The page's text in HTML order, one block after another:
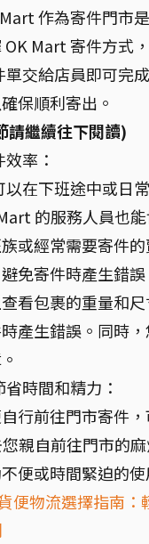
作為寄件門市
Mart 寄件方式
交給店員即可完
保順利寄出。
請繼續往下閱讀)
率：
在下班途中或日
的服務人員也
或經常需要寄件的
免寄件時產生錯誤
看包裹的重量和
產生錯誤。同時
時間和精力：
行前往門市寄件
親自前往門市的
便或時間緊迫的使
便物流選擇指南：